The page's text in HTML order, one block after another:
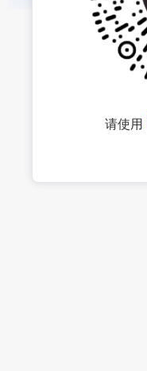
请使用